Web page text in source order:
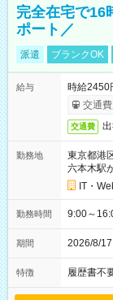
完全在宅で16
ポート／
派遣 ブランクOK
給与
時給2450
交通
交通費
勤務地
東京都港
六本木駅
IT・
勤務時間 9:00～
期間 2026/8/
特徴 履歴書不